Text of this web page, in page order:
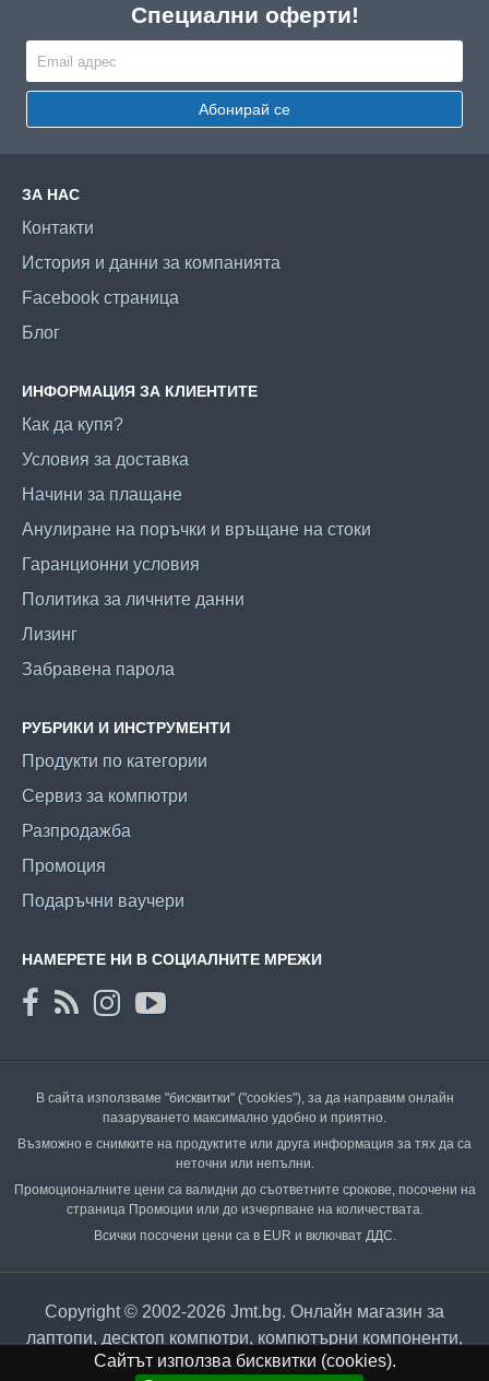
Специални оферти!
Абонирай се
ЗА НАС
Контакти
История и данни за компанията
Facebook страница
Блог
ИНФОРМАЦИЯ ЗА КЛИЕНТИТЕ
Как да купя?
Условия за доставка
Начини за плащане
Анулиране на поръчки и връщане на стоки
Гаранционни условия
Политика за личните данни
Лизинг
Забравена парола
РУБРИКИ И ИНСТРУМЕНТИ
Продукти по категории
Сервиз за компютри
Разпродажба
Промоция
Подаръчни ваучери
НАМЕРЕТЕ НИ В СОЦИАЛНИТЕ МРЕЖИ
В сайта използваме "бисквитки" ("cookies"), за да направим онлайн
пазаруването максимално удобно и приятно.
Възможно е снимките на продуктите или друга информация за тях да са
неточни или непълни.
Промоционалните цени са валидни до съответните срокове, посочени на
страница Промоции или до изчерпване на количествата.
Всички посочени цени са в EUR и включват ДДС.
Copyright © 2002-2026 Jmt.bg. Онлайн магазин за
лаптопи, десктоп компютри, компютърни компоненти,
аксесоари и периферия.
Сайтът използва бисквитки (cookies).